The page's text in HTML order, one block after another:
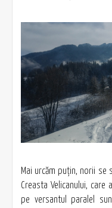
Mai urcăm puțin, norii se
Creasta Velicanului, care
pe versantul paralel